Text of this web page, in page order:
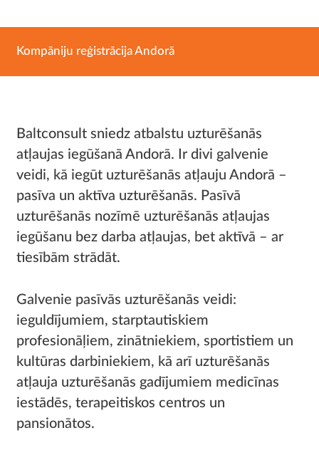
Kompāniju reģistrācija Andorā
Baltconsult sniedz atbalstu uzturēšanās
atļaujas iegūšanā Andorā. Ir divi galvenie
veidi, kā iegūt uzturēšanās atļauju Andorā –
pasīva un aktīva uzturēšanās. Pasīvā
uzturēšanās nozīmē uzturēšanās atļaujas
iegūšanu bez darba atļaujas, bet aktīvā – ar
tiesībām strādāt.
Galvenie pasīvās uzturēšanās veidi:
ieguldījumiem, starptautiskiem
profesionāļiem, zinātniekiem, sportistiem un
kultūras darbiniekiem, kā arī uzturēšanās
atļauja uzturēšanās gadījumiem medicīnas
iestādēs, terapeitiskos centros un
pansionātos.